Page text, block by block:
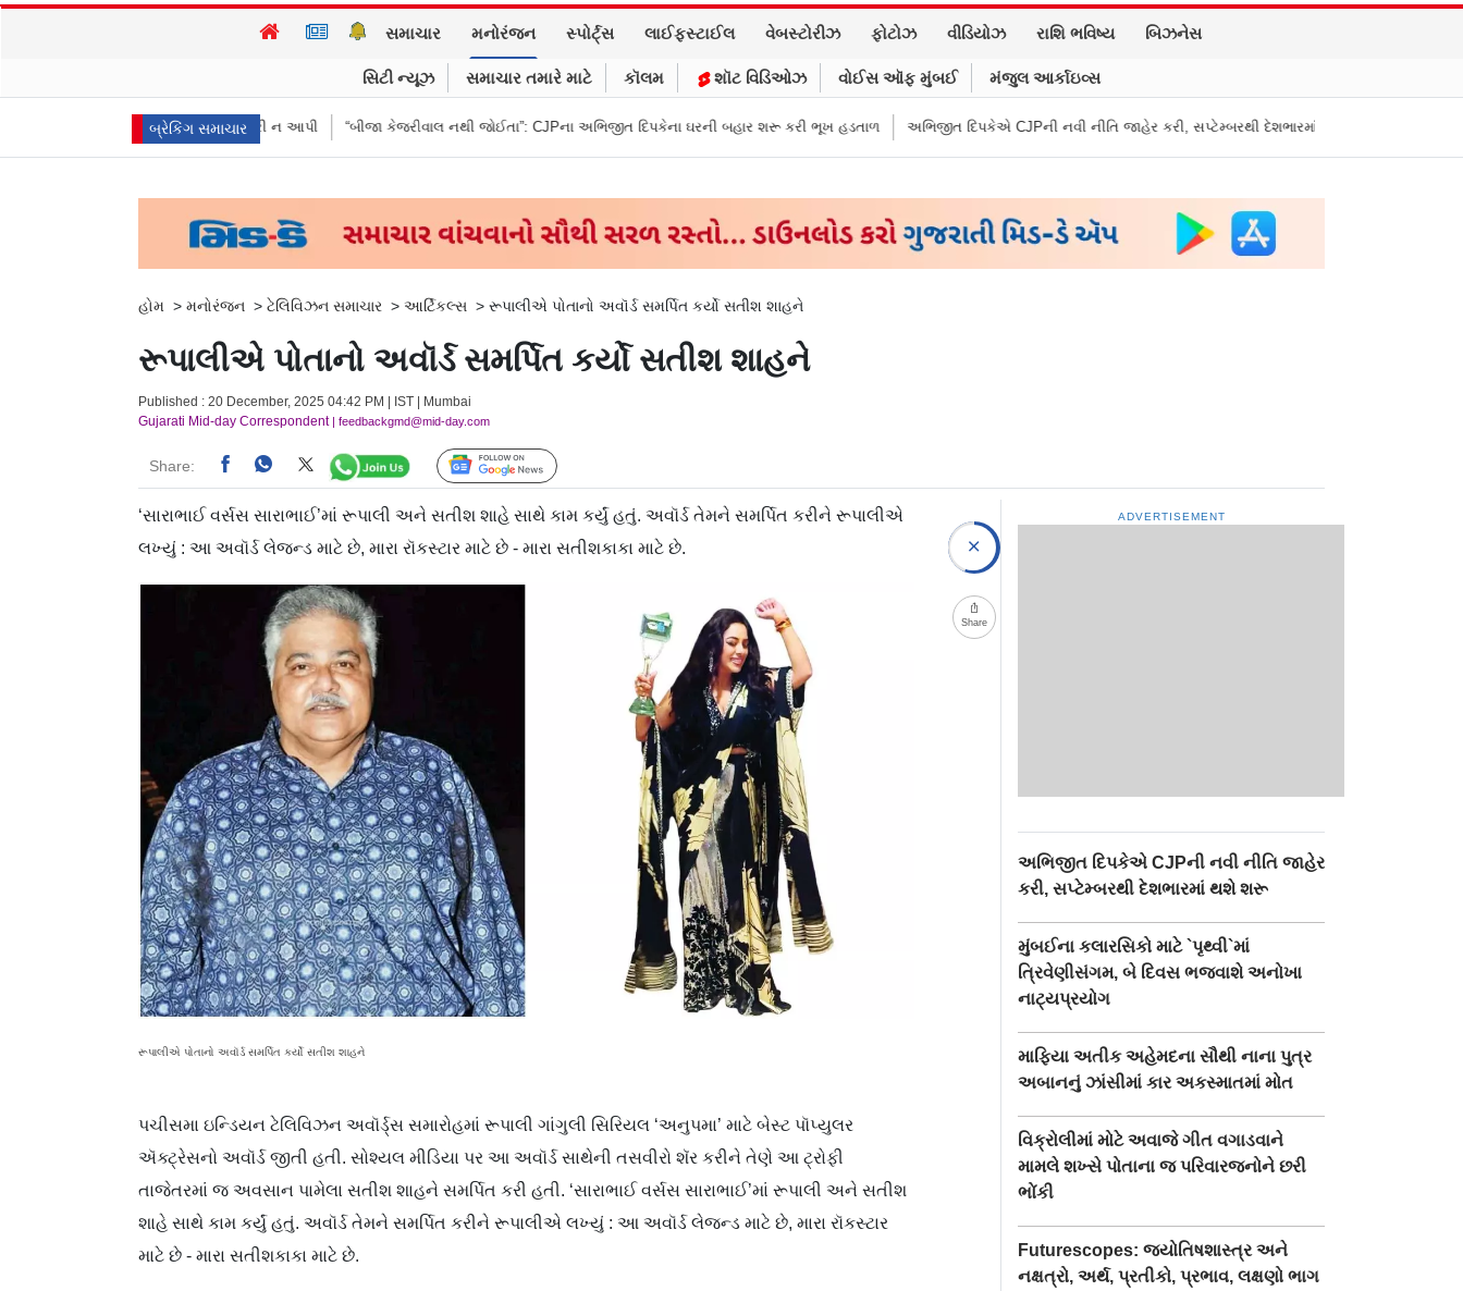
સમાચાર મનોરંજન સ્પોર્ટ્સ લાઈફસ્ટાઈલ વેબસ્ટોરીઝ ફોટોઝ વીડિયોઝ રાશિ ભવિષ્ય બિઝનેસ
સિટી ન્યૂઝ સમાચાર તમારે માટે કૉલમ શૉટ વિડિઓઝ વોઈસ ઑફ મુંબઈ મંજુલ આર્કાઇવ્સ
બ્રેકિંગ સમાચાર
મોકલાવ્યા પણ હાજરી ન આપી “બીજા કેજરીવાલ નથી જોઈતા”: CJPના અભિજીત દિપકેના ઘરની બહાર શરૂ કરી ભૂખ હડતાળ અભિજીત દિપકેએ CJPની નવી નીતિ જાહેર કરી, સપ્ટેમ્બરથી દેશભારમાં થશે શરૂ તુકારામ મુંઢે On Fire: "સરકારી
હોમ > મનોરંજન > ટેલિવિઝન સમાચાર > આર્ટિકલ્સ > રૂપાલીએ પોતાનો અવૉર્ડ સમર્પિત કર્યો સતીશ શાહને
રૂપાલીએ પોતાનો અવૉર્ડ સમર્પિત કર્યો સતીશ શાહને
Published : 20 December, 2025 04:42 PM | IST | Mumbai
Gujarati Mid-day Correspondent| feedbackgmd@mid-day.com
Share: Follow Us
‘સારાભાઈ વર્સસ સારાભાઈ’માં રૂપાલી અને સતીશ શાહે સાથે કામ કર્યું હતું. અવૉર્ડ તેમને સમર્પિત કરીને રૂપાલીએ
લખ્યું : આ અવૉર્ડ લેજન્ડ માટે છે, મારા રૉકસ્ટાર માટે છે - મારા સતીશકાકા માટે છે.
રૂપાલીએ પોતાનો અવૉર્ડ સમર્પિત કર્યો સતીશ શાહને
પચીસમા ઇન્ડિયન ટેલિવિઝન અવૉર્ડ્‌સ સમારોહમાં રૂપાલી ગાંગુલી સિરિયલ ‘અનુપમા’ માટે બેસ્ટ પૉપ્યુલર
ઍક્ટ્રેસનો અવૉર્ડ જીતી હતી. સોશ્યલ મીડિયા પર આ અવૉર્ડ સાથેની તસવીરો શૅર કરીને તેણે આ ટ્રોફી
તાજેતરમાં જ અવસાન પામેલા સતીશ શાહને સમર્પિત કરી હતી. ‘સારાભાઈ વર્સસ સારાભાઈ’માં રૂપાલી અને સતીશ
શાહે સાથે કામ કર્યું હતું. અવૉર્ડ તેમને સમર્પિત કરીને રૂપાલીએ લખ્યું : આ અવૉર્ડ લેજન્ડ માટે છે, મારા રૉકસ્ટાર
માટે છે - મારા સતીશકાકા માટે છે.
Share
ADVERTISEMENT
અભિજીત દિપકેએ CJPની નવી નીતિ જાહેર
કરી, સપ્ટેમ્બરથી દેશભારમાં થશે શરૂ
મુંબઈના કલારસિકો માટે `પૃથ્વી`માં
ત્રિવેણીસંગમ, બે દિવસ ભજવાશે અનોખા
નાટ્યપ્રયોગ
માફિયા અતીક અહેમદના સૌથી નાના પુત્ર
અબાનનું ઝાંસીમાં કાર અકસ્માતમાં મોત
વિક્રોલીમાં મોટે અવાજે ગીત વગાડવાને
મામલે શખ્સે પોતાના જ પરિવારજનોને છરી
ભોંકી
Futurescopes: જ્યોતિષશાસ્ત્ર અને
નક્ષત્રો, અર્થ, પ્રતીકો, પ્રભાવ, લક્ષણો ભાગ